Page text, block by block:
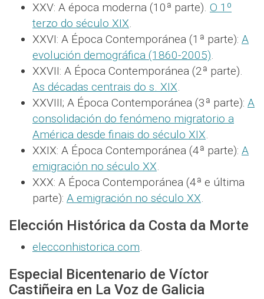
XXV: A época moderna (10ª parte). O 1º
terzo do século XIX.
XXVI: A Época Contemporánea (1ª parte): A
evolución demográfica (1860-2005).
XXVII: A Época Contemporánea (2ª parte).
As décadas centrais do s. XIX.
XXVIII; A Época Contemporánea (3ª parte): A
consolidación do fenómeno migratorio a
América desde finais do século XIX.
XXIX: A Época Contemporánea (4ª parte): A
emigración no século XX.
XXX: A Época Contemporánea (4ª e última
parte): A emigración no século XX.
Elección Histórica da Costa da Morte
elecconhistorica.com.
Especial Bicentenario de Víctor
Castiñeira en La Voz de Galicia